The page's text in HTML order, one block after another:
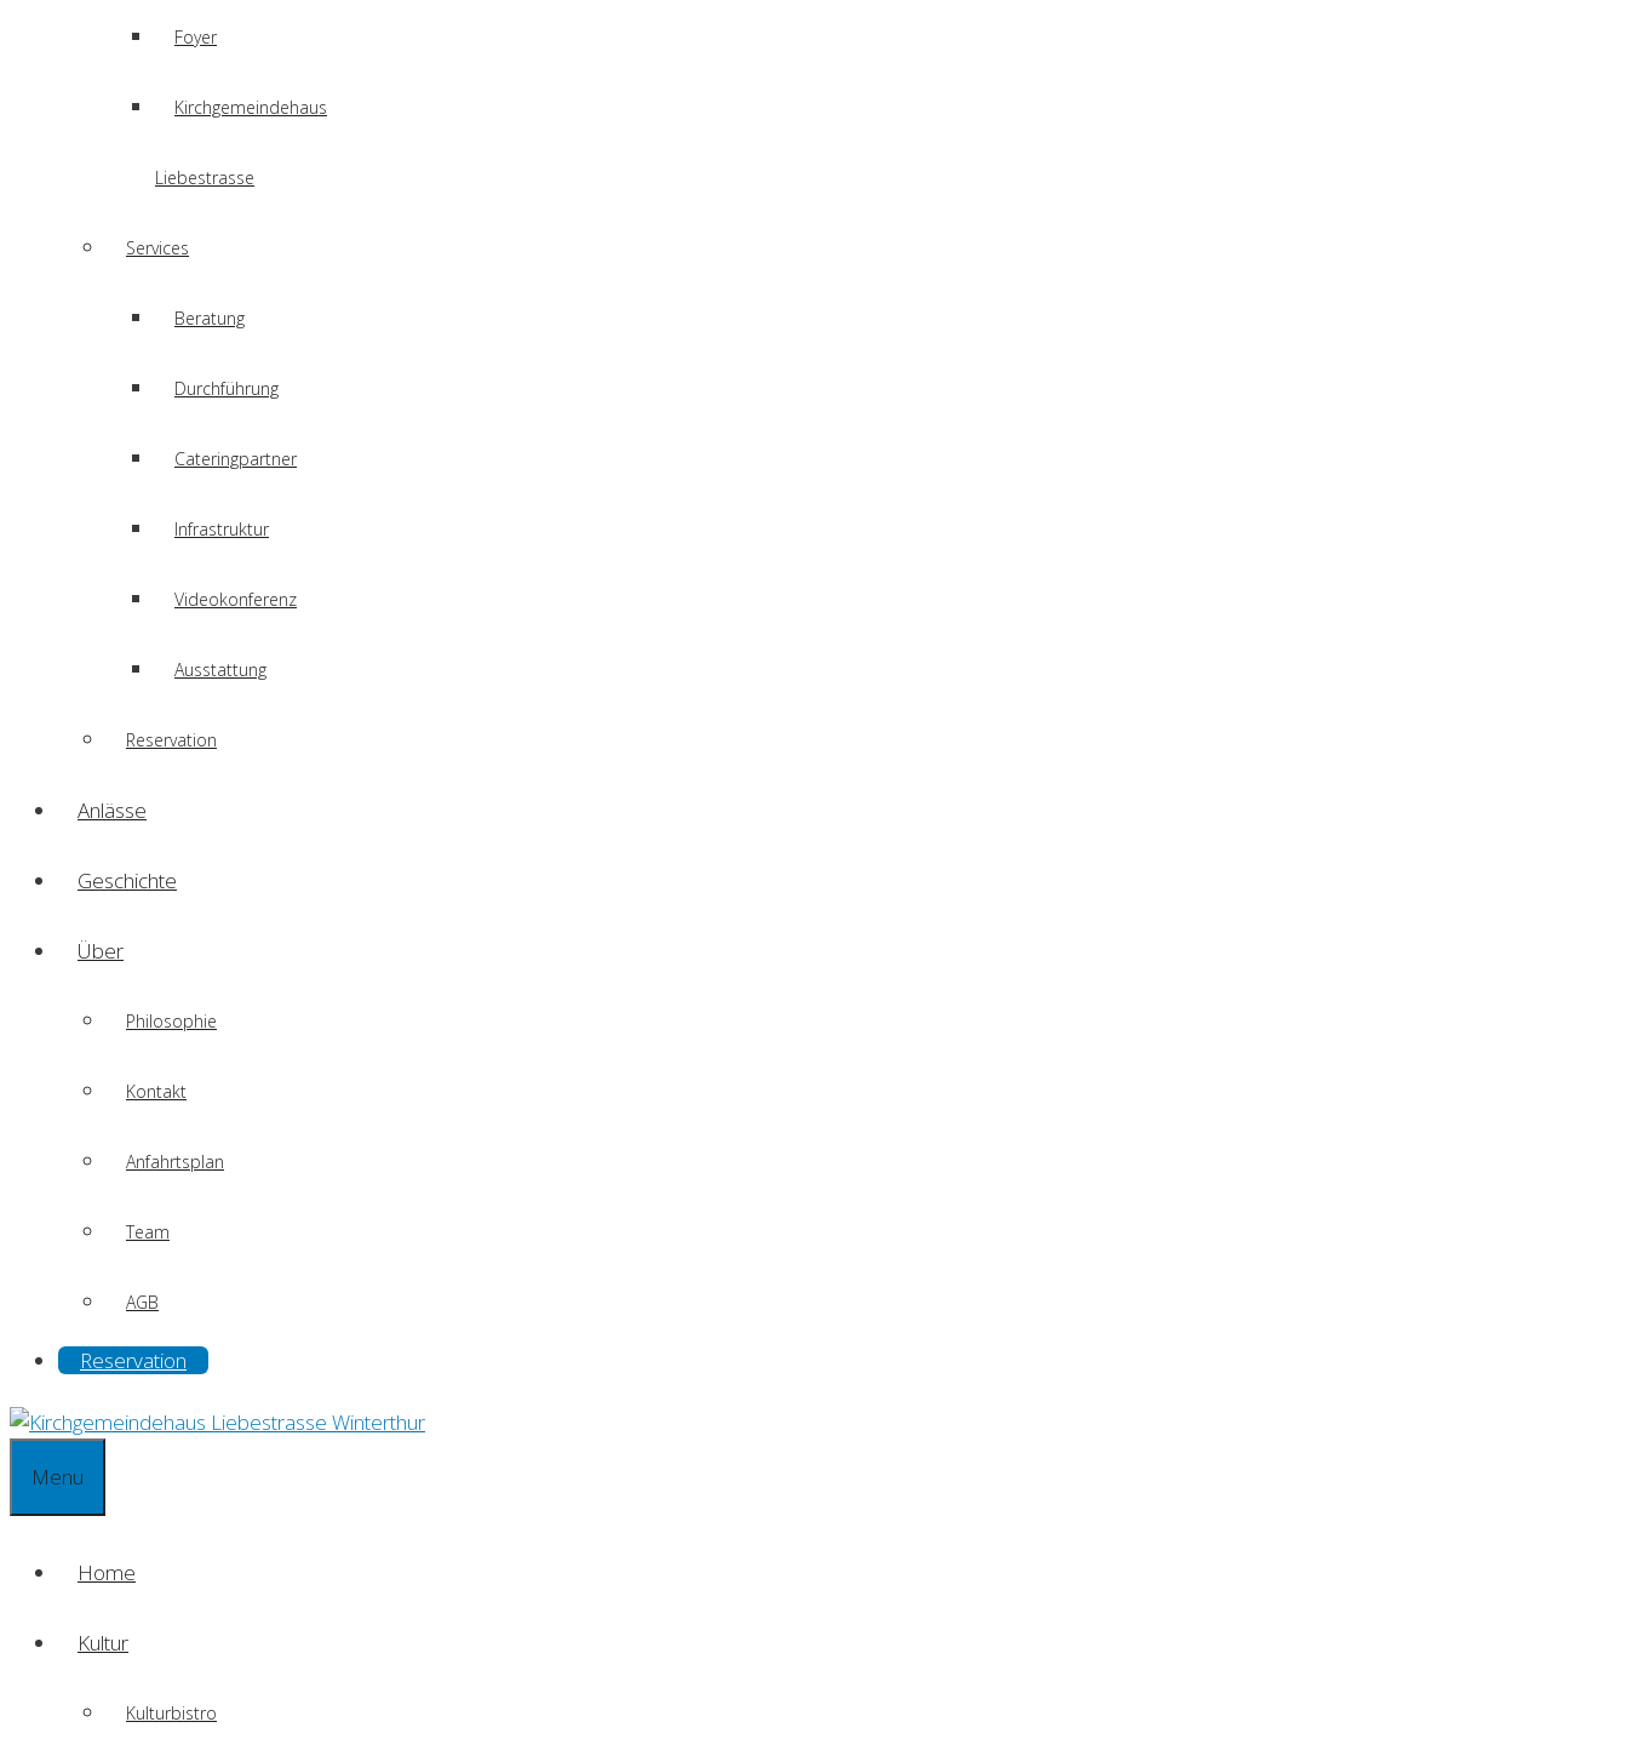
Foyer
Kirchgemeindehaus
Liebestrasse
Services
Beratung
Durchführung
Cateringpartner
Infrastruktur
Videokonferenz
Ausstattung
Reservation
Anlässe
Geschichte
Über
Philosophie
Kontakt
Anfahrtsplan
Team
AGB
Reservation
Menu
Home
Kultur
Kulturbistro